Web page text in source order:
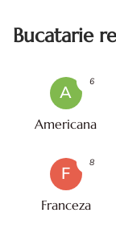
Bucatarie
A
Americana
6
F
Franceza
8